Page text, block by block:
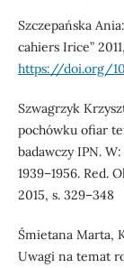
Szczepańska
cahiers Irice”
https://doi.org/
Szwagrzyk
pochówku ofiar
badawczy IPN.
1939–1956. Red.
2015, s. 329–348
Śmietana Marta,
Uwagi na temat